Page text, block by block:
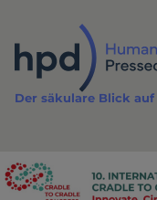
Inhalt
Der säkulare Blick
Advertising